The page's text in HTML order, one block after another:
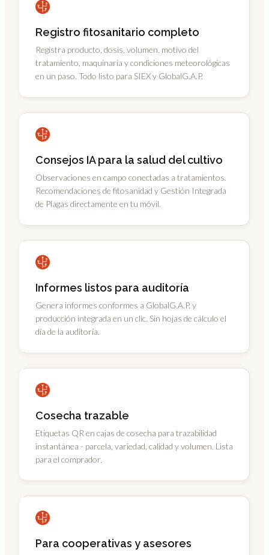
Registro fitosanitario completo
Registra producto, dosis, volumen, motivo del
tratamiento, maquinaria y condiciones meteorológicas
en un paso. Todo listo para SIEX y GlobalG.A.P.
Consejos IA para la salud del cultivo
Observaciones en campo conectadas a tratamientos.
Recomendaciones de fitosanidad y Gestión Integrada
de Plagas directamente en tu móvil.
Informes listos para auditoría
Genera informes conformes a GlobalG.A.P. y
producción integrada en un clic. Sin hojas de cálculo el
día de la auditoría.
Cosecha trazable
Etiquetas QR en cajas de cosecha para trazabilidad
instantánea - parcela, variedad, calidad y volumen. Lista
para el comprador.
Para cooperativas y asesores